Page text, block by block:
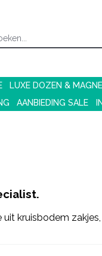
LUXE DOZEN &
AANBIEDING SALE
kruisbodem